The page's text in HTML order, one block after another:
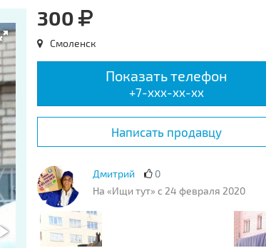
300
Смоленск
Показать телефон
+7-xxx-xx-xx
Написать продавцу
Дмитрий
0
На «Ищи тут» с 24 февраля 2020